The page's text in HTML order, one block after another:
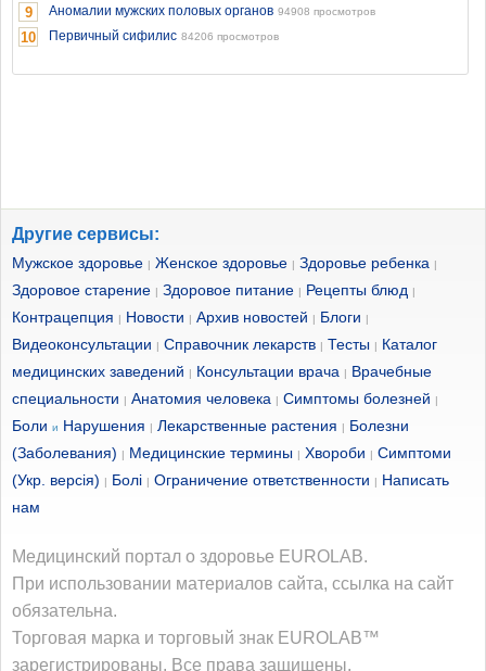
9 Аномалии мужских половых органов 94908 просмотров
10 Первичный сифилис 84206 просмотров
Другие сервисы:
Мужское здоровье | Женское здоровье | Здоровье ребенка |
Здоровое старение | Здоровое питание | Рецепты блюд |
Контрацепция | Новости | Архив новостей | Блоги |
Видеоконсультации | Справочник лекарств | Тесты | Каталог
медицинских заведений | Консультации врача | Врачебные
специальности | Анатомия человека | Симптомы болезней |
Боли и Нарушения | Лекарственные растения | Болезни
(Заболевания) | Медицинские термины | Хвороби | Симптоми
(Укр. версія) | Болі | Ограничение ответственности | Написать
нам
Медицинский портал о здоровье EUROLAB.
При использовании материалов сайта, ссылка на сайт
обязательна.
Торговая марка и торговый знак EUROLAB™
зарегистрированы. Все права защищены.